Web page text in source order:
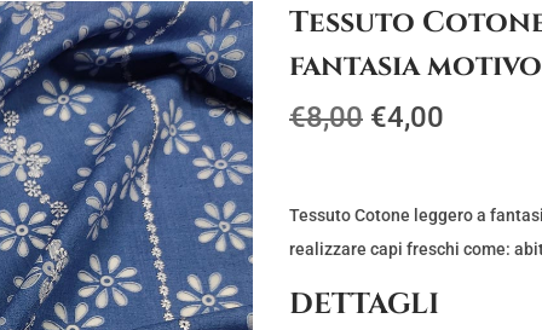
Tessuto
fantasia
€8,00 I
r
e
z
z
€4,00
r
e
Tessuto Cotone leggero a
realizzare capi freschi come:
DETTAGLI